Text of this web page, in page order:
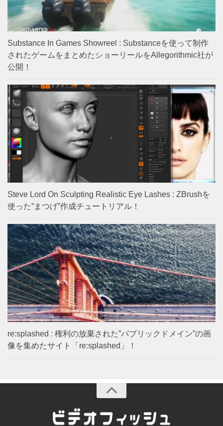
Substance In Games Showreel : Substanceを使って制作
されたゲームをまとめたショーリールをAllegorithmic社が
公開！
Steve Lord On Sculpting Realistic Eye Lashes : ZBrushを
使った”まつげ”作成チュートリアル！
re:splashed : 権利の放棄された”パブリックドメイン”の画
像を集めたサイト「re:splashed」！